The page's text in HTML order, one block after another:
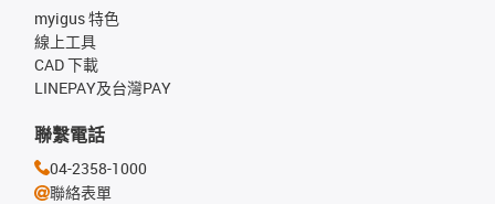
myigus 特色
線上工具
CAD 下載
LINEPAY及台灣PAY
聯繫電話
04-2358-1000
聯絡表單